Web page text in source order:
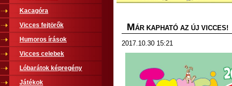
MÁR KAPHATÓ AZ ÚJ VICCES!
2017.10.30 15:21
Kacagóra
Vicces fejtörők
Humoros írások
Vicces celebek
Lóbarátok képregény
Játékok